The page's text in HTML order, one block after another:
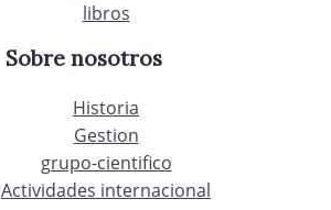
libros
Sobre nosotros
Historia
Gestion
grupo-cientifico
Actividades internacional